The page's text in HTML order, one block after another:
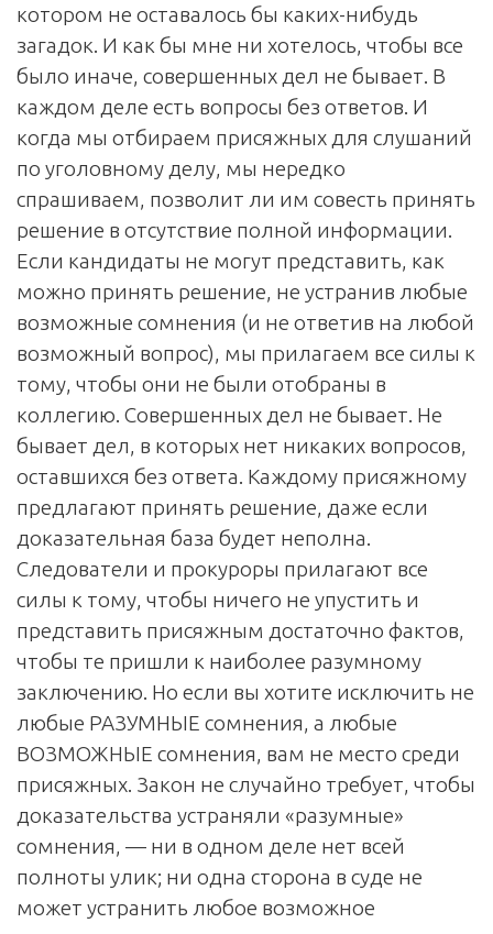
котором не оставалось бы каких-нибудь
загадок. И как бы мне ни хотелось, чтобы все
было иначе, совершенных дел не бывает. В
каждом деле есть вопросы без ответов. И
когда мы отбираем присяжных для слушаний
по уголовному делу, мы нередко
спрашиваем, позволит ли им совесть принять
решение в отсутствие полной информации.
Если кандидаты не могут представить, как
можно принять решение, не устранив любые
возможные сомнения (и не ответив на любой
возможный вопрос), мы прилагаем все силы к
тому, чтобы они не были отобраны в
коллегию. Совершенных дел не бывает. Не
бывает дел, в которых нет никаких вопросов,
оставшихся без ответа. Каждому присяжному
предлагают принять решение, даже если
доказательная база будет неполна.
Следователи и прокуроры прилагают все
силы к тому, чтобы ничего не упустить и
представить присяжным достаточно фактов,
чтобы те пришли к наиболее разумному
заключению. Но если вы хотите исключить не
любые РАЗУМНЫЕ сомнения, а любые
ВОЗМОЖНЫЕ сомнения, вам не место среди
присяжных. Закон не случайно требует, чтобы
доказательства устраняли «разумные»
сомнения, — ни в одном деле нет всей
полноты улик; ни одна сторона в суде не
может устранить любое возможное